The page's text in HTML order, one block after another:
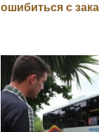
ошибиться с